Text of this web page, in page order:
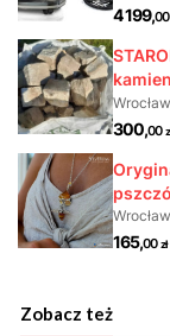
Zobacz też